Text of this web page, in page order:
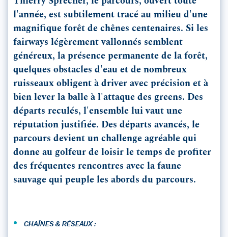
l'année, est subtilement tracé au milieu d'une
magnifique forêt de chênes centenaires. Si les
fairways légèrement vallonnés semblent
généreux, la présence permanente de la forêt,
quelques obstacles d'eau et de nombreux
ruisseaux obligent à driver avec précision et à
bien lever la balle à l'attaque des greens. Des
départs reculés, l'ensemble lui vaut une
réputation justifiée. Des départs avancés, le
parcours devient un challenge agréable qui
donne au golfeur de loisir le temps de profiter
des fréquentes rencontres avec la faune
sauvage qui peuple les abords du parcours.
• CHAÎNES & RÉSEAUX :